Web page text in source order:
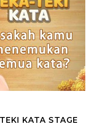
KATA STAGE